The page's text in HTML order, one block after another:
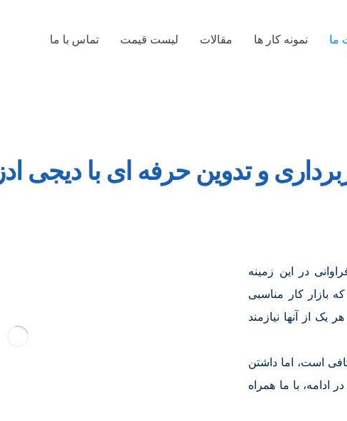
ما نمونه کار ها مقالات لیست قیمت تماس با ما
و تدوین حرفه ای با دیجی ادز
در این زمینه
بازار کار مناسبی
یک از آنها نیازمند
است، اما داشتن
با ما همراه